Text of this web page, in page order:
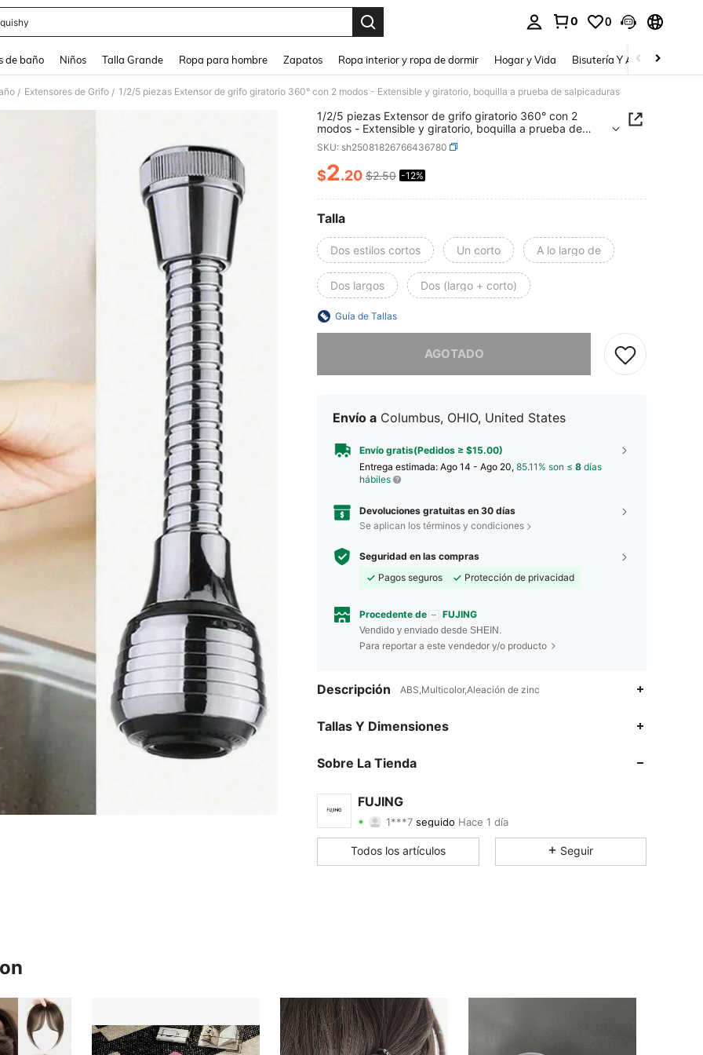
0 0
de baño Niños Talla Grande Ropa para hombre Zapatos Ropa interior y ropa de dormir Hogar y Vida Bisutería Y Accesorios
/ Extensores de Grifo / 1/2/5 piezas Extensor de grifo giratorio 360° con 2 modos - Extensible y giratorio, boquilla a prueba de salpicaduras
1/2/5 piezas Extensor de grifo giratorio 360° con 2
modos - Extensible y giratorio, boquilla a prueba de
salpicaduras
SKU: sh25081826766436780
PRICE AND AVAILABILITY
$2.20 $2.50 -12%
Talla
Dos estilos cortos Un corto A lo largo de
Dos largos Dos (largo + corto)
Guía de Tallas
AGOTADO
Envío a Columbus, OHIO, United States
Envío gratis(Pedidos ≥ $15.00)
Entrega estimada: Ago 14 - Ago 20, 85.11% son ≤ 8 días
hábiles
Devoluciones gratuitas en 30 días
Se aplican los términos y condiciones
Seguridad en las compras
Pagos seguros
Protección de privacidad
Procedente de FUJING
Vendido y enviado desde SHEIN.
Para reportar a este vendedor y/o producto
Descripción ABS,Multicolor,Aleación de zinc
Tallas Y Dimensiones
Sobre La Tienda
FUJING
1***7
3.93 Calificación 94Artículos
3.93
3.93 234
3.93
Todos los artículos Seguir